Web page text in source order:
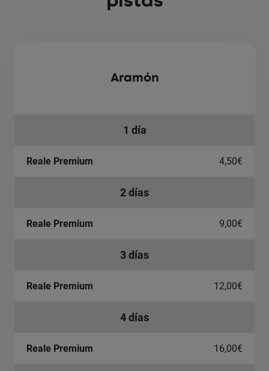
Aramón
1 día
4,50€
2 días
9,00€
3 días
12,00€
4 días
16,00€